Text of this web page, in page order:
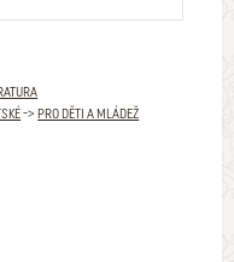
->PRO DĚTI A MLÁDEŽ